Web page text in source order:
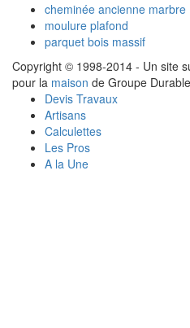
cheminée ancienne marbre
moulure plafond
parquet bois massif
Copyright © 1998-2014 - Un site
pour la maison de Groupe
Devis Travaux
Artisans
Calculettes
Les Pros
A la Une